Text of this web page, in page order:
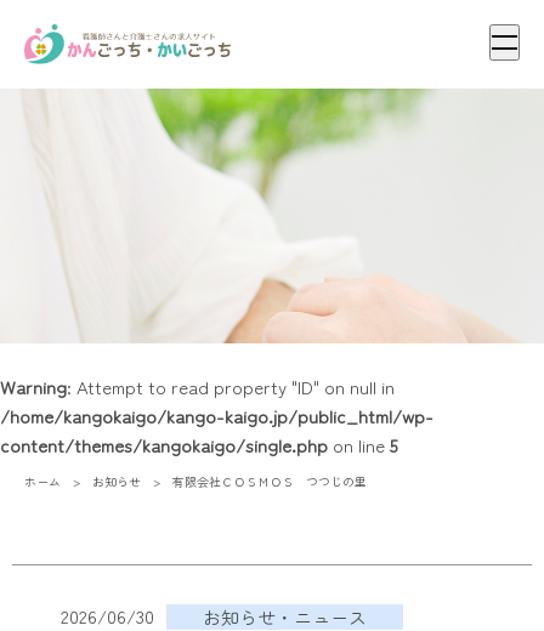
メニ
Warning: Attempt to read property "ID" on null in
/home/kangokaigo/kango-kaigo.jp/public_html/wp-
content/themes/kangokaigo/single.php on line5
ホーム お知らせ 有限会社ＣＯＳＭＯＳ つつじの里
2026/06/30 お知らせ・ニュース